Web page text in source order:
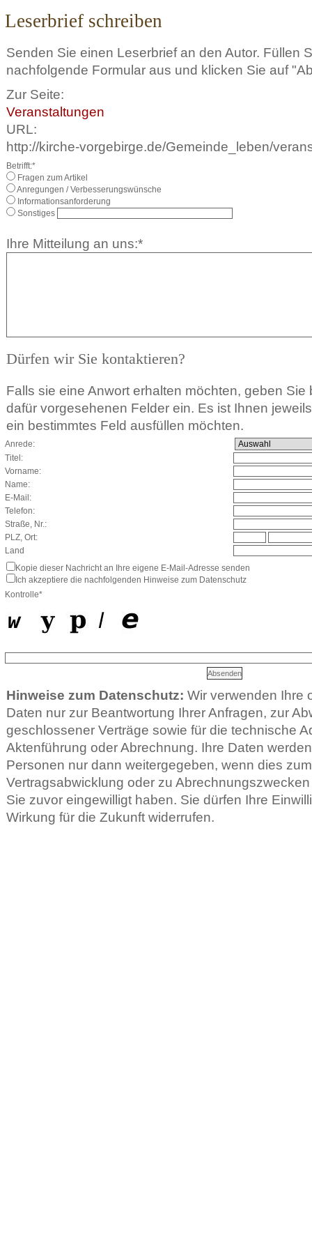
Leserbrief schreiben
Senden Sie einen Leserbrief an den Autor. Füllen
nachfolgende Formular aus und klicken Sie auf
Zur Seite:
Veranstaltungen
URL:
http://kirche-vorgebirge.de/Gemeinde_leben/
Betrifft:*
Fragen zum Artikel
Anregungen / Verbesserungswünsche
Informationsanforderung
Sonstiges
Ihre Mitteilung an uns:*
Dürfen wir Sie kontaktieren?
Falls sie eine Anwort erhalten möchten, geben Sie
dafür vorgesehenen Felder ein. Es ist Ihnen
ein bestimmtes Feld ausfüllen möchten.
Anrede:
Titel:
Vorname:
Name:
E-Mail:
Telefon:
Straße, Nr.:
PLZ, Ort:
Land
Kopie dieser Nachricht an Ihre eigene E-Mail-Adresse senden
Ich akzeptiere die nachfolgenden Hinweise zum Datenschutz
Kontrolle*
Hinweise zum Datenschutz: Wir verwenden Ihre
Daten nur zur Beantwortung Ihrer Anfragen, zur
geschlossener Verträge sowie für die technische
Aktenführung oder Abrechnung. Ihre Daten
Personen nur dann weitergegeben, wenn dies
Vertragsabwicklung oder zu
Sie zuvor eingewilligt haben. Sie dürfen Ihre
Wirkung für die Zukunft widerrufen.